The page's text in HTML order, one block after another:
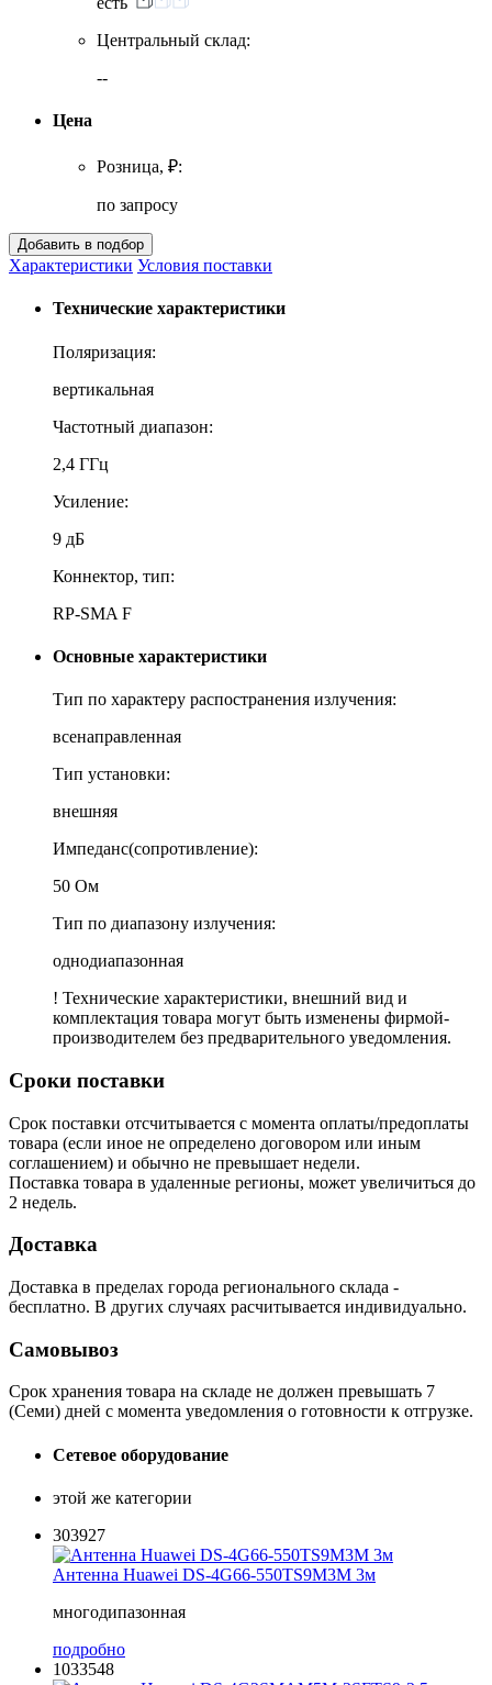
Центральный склад:
--
Цена
Розница, ₽:
по запросу
Характеристики Условия поставки
Технические характеристики
Поляризация:
вертикальная
Частотный диапазон:
2,4 ГГц
Усиление:
9 дБ
Коннектор, тип:
RP-SMA F
Основные характеристики
Тип по характеру распостранения излучения:
всенаправленная
Тип установки:
внешняя
Импеданс(сопротивление):
50 Ом
Тип по диапазону излучения:
однодиапазонная
! Технические характеристики, внешний вид и
комплектация товара могут быть изменены фирмой-
производителем без предварительного уведомления.
Сроки поставки
Срок поставки отсчитывается с момента оплаты/предоплаты
товара (если иное не определено договором или иным
соглашением) и обычно не превышает недели.
Поставка товара в удаленные регионы, может увеличиться до
2 недель.
Доставка
Доставка в пределах города регионального склада -
бесплатно. В других случаях расчитывается индивидуально.
Самовывоз
Срок хранения товара на складе не должен превышать 7
(Семи) дней с момента уведомления о готовности к отгрузке.
Сетевое оборудование
этой же категории
303927
Антенна Huawei DS-4G66-550TS9M3M 3м
многодипазонная
подробно
1033548